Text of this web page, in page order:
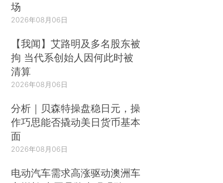
场
2026年08月06日
【我闻】艾路明及多名股东被
拘 当代系创始人因何此时被
清算
2026年08月06日
分析｜贝森特操盘稳日元，操
作巧思能否撬动美日货币基本
面
2026年08月06日
电动汽车需求高涨驱动澳洲车